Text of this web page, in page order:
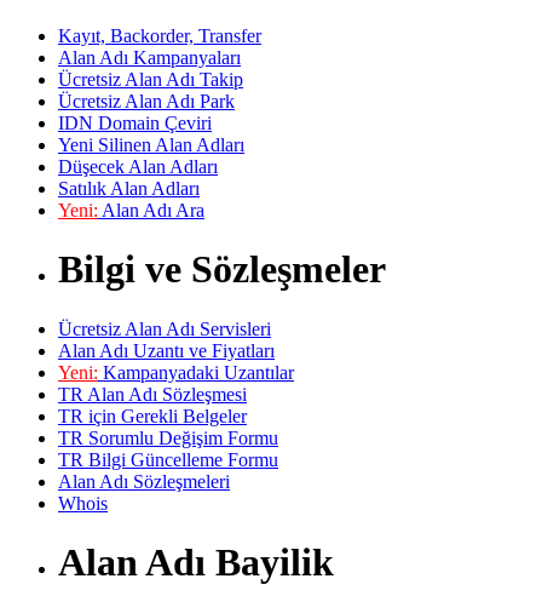
Kayıt, Backorder, Transfer
Alan Adı Kampanyaları
Ücretsiz Alan Adı Takip
Ücretsiz Alan Adı Park
IDN Domain Çeviri
Yeni Silinen Alan Adları
Düşecek Alan Adları
Satılık Alan Adları
Yeni: Alan Adı Ara
Bilgi ve Sözleşmeler
Ücretsiz Alan Adı Servisleri
Alan Adı Uzantı ve Fiyatları
Yeni: Kampanyadaki Uzantılar
TR Alan Adı Sözleşmesi
TR için Gerekli Belgeler
TR Sorumlu Değişim Formu
TR Bilgi Güncelleme Formu
Alan Adı Sözleşmeleri
Whois
Alan Adı Bayilik